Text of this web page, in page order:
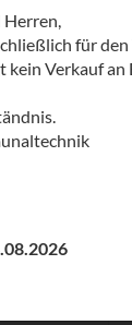
Herren,
für den
kein Verkauf an